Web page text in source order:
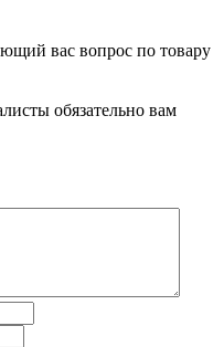
вас вопрос по товару
обязательно вам